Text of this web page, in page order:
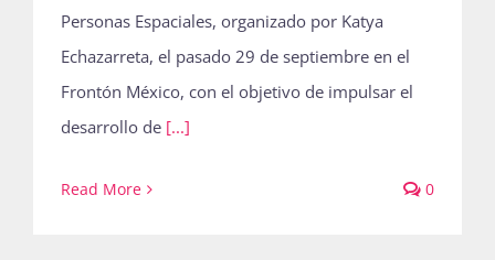
Personas Espaciales, organizado por Katya
Echazarreta, el pasado 29 de septiembre en el
Frontón México, con el objetivo de impulsar el
desarrollo de [...]
Read More 0